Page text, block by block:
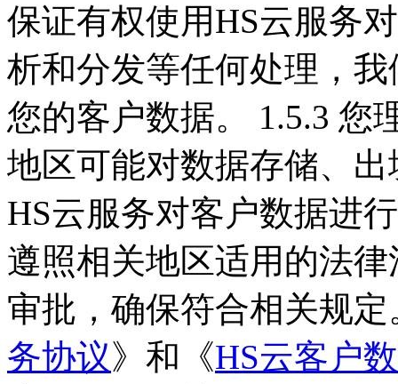
保证有权使用HS云服务
析和分发等任何处理，
您的客户数据。 1.5.3 您
地区可能对数据存储、
HS云服务对客户数据进
遵照相关地区适用的法
审批，确保符合相关规
务协议》和《HS云客户